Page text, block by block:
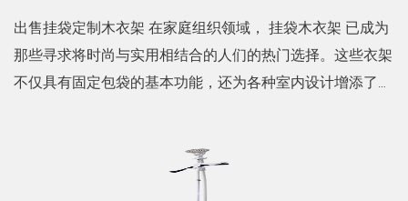
出售挂袋定制木衣架 在家庭组织领域， 挂袋木衣架 已成为
那些寻求将时尚与实用相结合的人们的热门选择。这些衣架
不仅具有固定包袋的基本功能，还为各种室内设计增添了美